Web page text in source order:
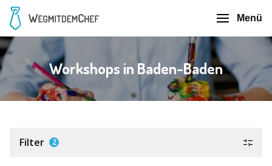
Menü
Workshops in Baden-Baden
Filter 2